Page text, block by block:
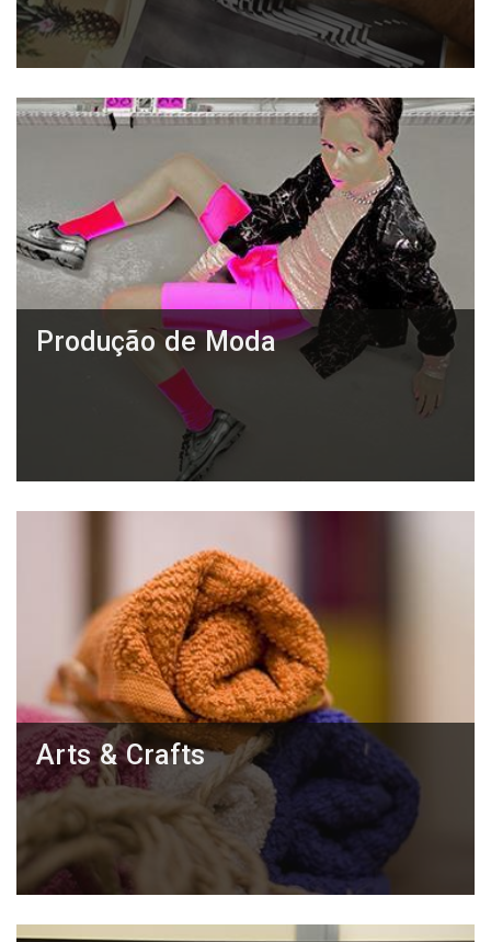
Produção de Moda
Arts & Crafts